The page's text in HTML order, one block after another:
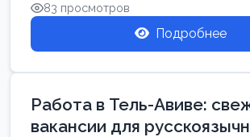
83 просмотров
Подробнее
Работа в Тель-Авиве:
вакансии для